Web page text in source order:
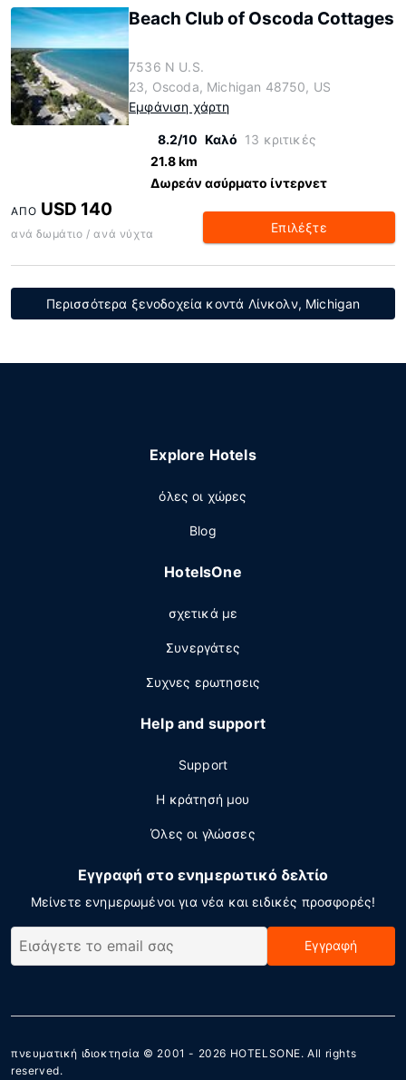
Beach Club of Oscoda Cottages
7536 N U.S.
23, Oscoda, Michigan 48750, US
Εμφάνιση χάρτη
8.2/10 Καλό 13 κριτικές
21.8 km
Δωρεάν ασύρματο ίντερνετ
ΑΠΌ USD 140
ανά δωμάτιο / ανά νύχτα Επιλέξτε
Περισσότερα ξενοδοχεία κοντά Λίνκολν, Michigan
Explore Hotels
όλες οι χώρες
Blog
HotelsOne
σχετικά με
Συνεργάτες
Συχνες ερωτησεις
Help and support
Support
Η κράτησή μου
Όλες οι γλώσσες
Εγγραφή στο ενημερωτικό δελτίο
Μείνετε ενημερωμένοι για νέα και ειδικές προσφορές!
Εγγραφή
πνευματική ιδιοκτησία © 2001 - 2026 HOTELSONE. All rights
reserved.